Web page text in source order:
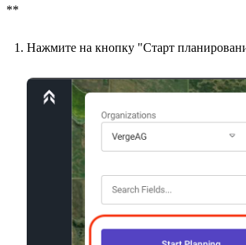
**
Нажмите на кнопку "Старт